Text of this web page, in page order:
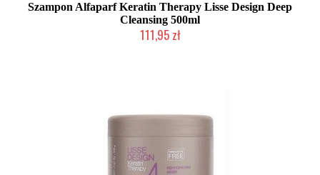
Szampon Alfaparf Keratin Therapy Lisse Design Deep
Cleansing 500ml
111,95 zł